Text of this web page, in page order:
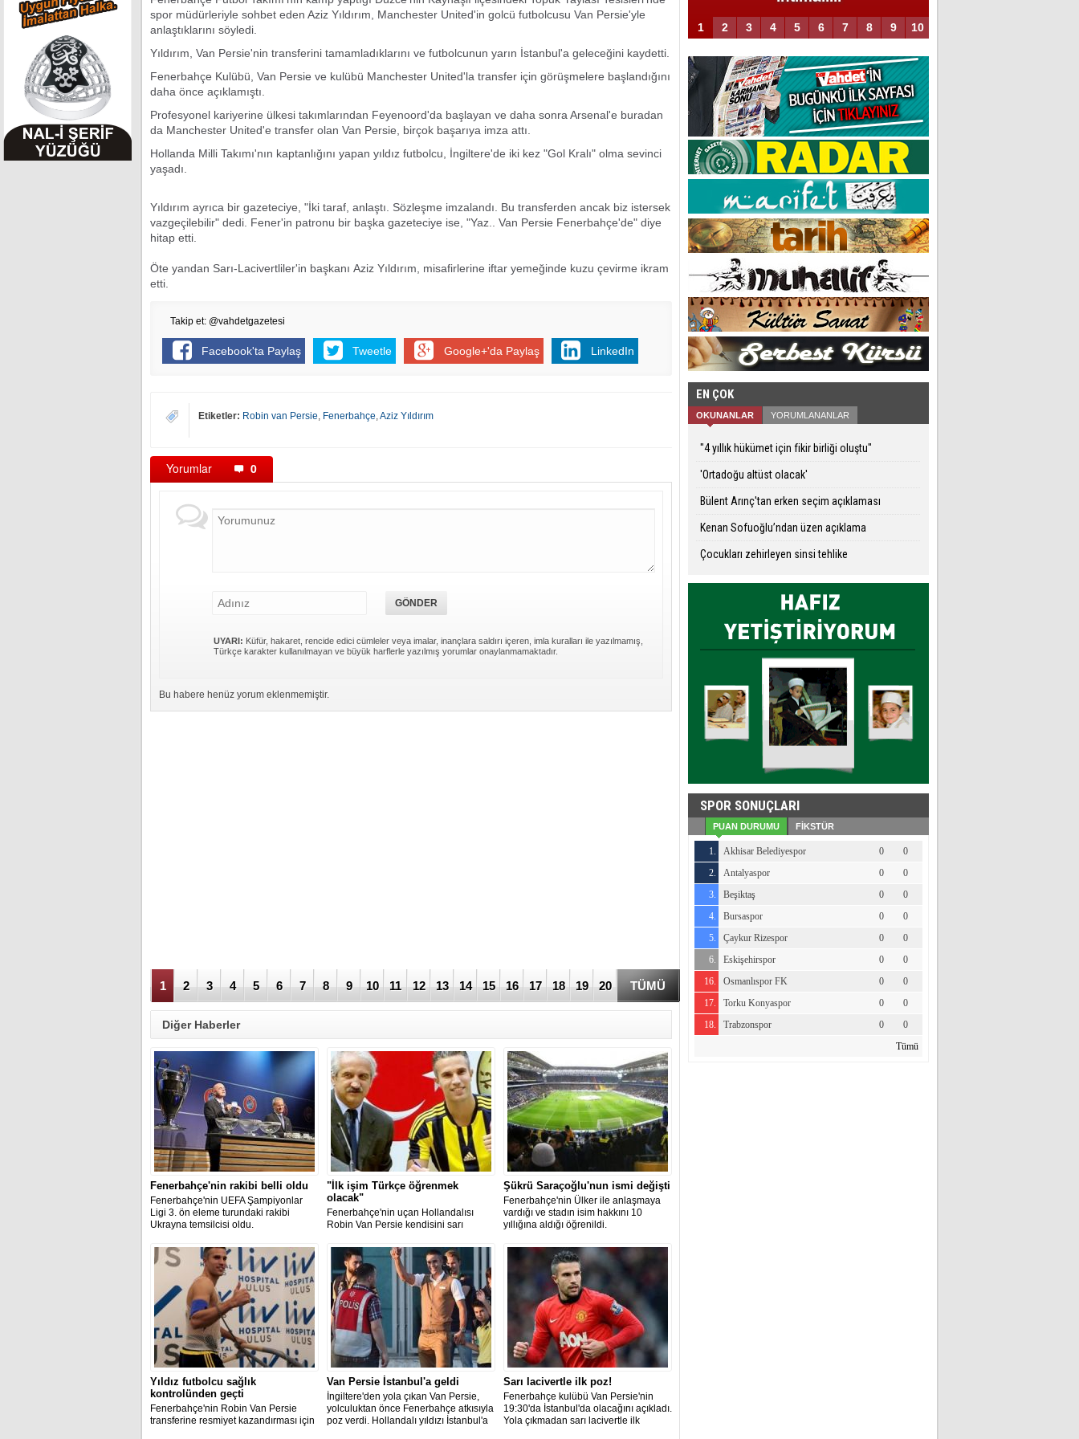
spor müdürleriyle sohbet eden Aziz Yıldırım, Manchester United'in golcü futbolcusu Van Persie'yle
anlaştıklarını söyledi.
Yıldırım, Van Persie'nin transferini tamamladıklarını ve futbolcunun yarın İstanbul'a geleceğini kaydetti.
Fenerbahçe Kulübü, Van Persie ve kulübü Manchester United'la transfer için görüşmelere başlandığını
daha önce açıklamıştı.
Profesyonel kariyerine ülkesi takımlarından Feyenoord'da başlayan ve daha sonra Arsenal'e buradan
da Manchester United'e transfer olan Van Persie, birçok başarıya imza attı.
Hollanda Milli Takımı'nın kaptanlığını yapan yıldız futbolcu, İngiltere'de iki kez "Gol Kralı" olma sevinci
yaşadı.
Yıldırım ayrıca bir gazeteciye, "İki taraf, anlaştı. Sözleşme imzalandı. Bu transferden ancak biz istersek
vazgeçilebilir" dedi. Fener'in patronu bir başka gazeteciye ise, "Yaz.. Van Persie Fenerbahçe'de" diye
hitap etti.
Öte yandan Sarı-Lacivertliler'in başkanı Aziz Yıldırım, misafirlerine iftar yemeğinde kuzu çevirme ikram
etti.
Takip et: @vahdetgazetesi
Facebook'ta Paylaş Tweetle Google+'da Paylaş LinkedIn
Etiketler: Robin van Persie, Fenerbahçe,Aziz Yıldırım
Yorumlar 0
UYARI: Küfür, hakaret, rencide edici cümleler veya imalar, inançlara saldırı içeren, imla kuralları ile yazılmamış,
Türkçe karakter kullanılmayan ve büyük harflerle yazılmış yorumlar onaylanmamaktadır.
Bu habere henüz yorum eklenmemiştir.
1 2 3 4 5 6 7 8 9 10 11 12 13 14 15 16 17 18 19 20 TÜMÜ
Diğer Haberler
Fenerbahçe'nin rakibi belli oldu
Fenerbahçe'nin UEFA Şampiyonlar
Ligi 3. ön eleme turundaki rakibi
Ukrayna temsilcisi oldu.
"İlk işim Türkçe öğrenmek
olacak"
Fenerbahçe'nin uçan Hollandalısı
Robin Van Persie kendisini sarı
15 bin taraftarın akın ettiği imza
töreninde izdiham yaşandı. Yıldız
futbolcu "İlk işim Türkçe öğrenmek
olacak" dedi.
Şükrü Saraçoğlu'nun ismi değişti
Fenerbahçe'nin Ülker ile anlaşmaya
vardığı ve stadın isim hakkını 10
yıllığına aldığı öğrenildi.
Yıldız futbolcu sağlık
kontrolünden geçti
Fenerbahçe'nin Robin Van Persie
transferine resmiyet kazandırması için
Van Persie İstanbul'a geldi
İngiltere'den yola çıkan Van Persie,
yolculuktan önce Fenerbahçe atkısıyla
poz verdi. Hollandalı yıldızı İstanbul'a
Sarı lacivertle ilk poz!
Fenerbahçe kulübü Van Persie'nin
19:30'da İstanbul'da olacağını açıkladı.
Yola çıkmadan sarı lacivertle ilk
1 2 3 4 5 6 7 8 9 10
EN ÇOK
OKUNANLAR YORUMLANANLAR
"4 yıllık hükümet için fikir birliği oluştu"
'Ortadoğu altüst olacak'
Bülent Arınç'tan erken seçim açıklaması
Kenan Sofuoğlu’ndan üzen açıklama
Çocukları zehirleyen sinsi tehlike
SPOR SONUÇLARI
PUAN DURUMU FİKSTÜR
1. Akhisar Belediyespor 0 0
0
2. Antalyaspor 0 0
0
3. Beşiktaş 0 0
0
4. Bursaspor 0 0
0
5. Çaykur Rizespor 0 0
0
6. Eskişehirspor 0 0
0
16. Osmanlıspor FK 0 0
0
17. Torku Konyaspor 0 0
0
18. Trabzonspor 0 0
Tümü